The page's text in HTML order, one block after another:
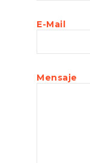
E-Mail
Mensaje